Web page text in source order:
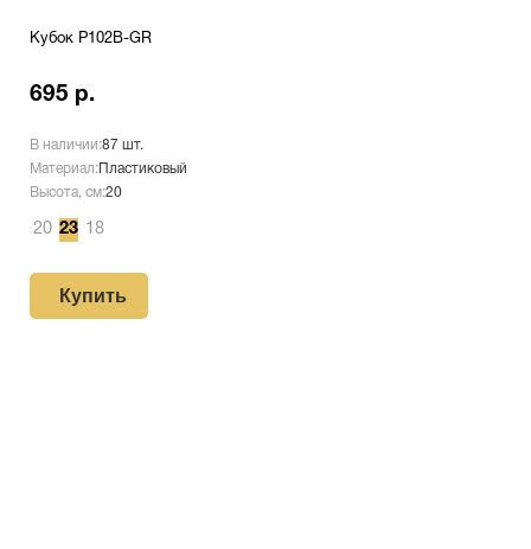
Кубок P102B-GR
695 р.
В наличии:87 шт.
Материал: Пластиковый
Высота, см:20
20 23 18
Купить